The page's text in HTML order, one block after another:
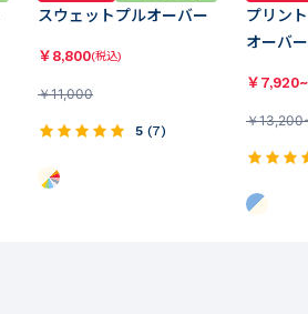
スウェットプルオーバー
￥ 8,800(税込)
￥11,000
5 (7)
プリン
オーバー
￥ 7,920~
￥